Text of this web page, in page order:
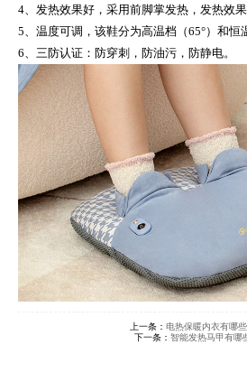
4、发热效果好，采用前脚掌发热，发热效果
5、温度可调，该鞋分为高温档（65°）和恒
6、三防认证：防穿刺，防油污，防静电。
上一条： 电热保暖内衣有哪
下一条： 智能发热马甲有哪